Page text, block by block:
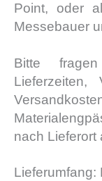
Point, oder
Messebauer
Bitte
Lieferzeiten,
nach Lieferort
Lieferumfang: